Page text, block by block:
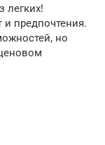
легких!
предпочтения.
но